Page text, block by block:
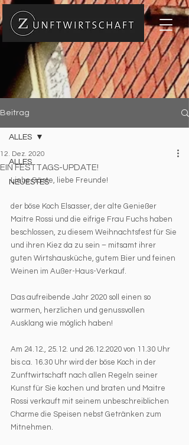
Beitrag
ALLES
NEUESTES
ALLES
EIN FESTTAGS-UPDATE!
12. Dez. 2020
Liebe Gäste, liebe Freunde!
der böse Koch Elsasser, der alte Genießer
Maitre Rossi und die eifrige Frau Fuchs haben
beschlossen, zu diesem Weihnachtsfest für Sie
und ihren Kiez da zu sein – mitsamt ihrer
guten Wirtshausküche, gutem Bier und feinen
Weinen im Außer-Haus-Verkauf.
Das aufreibende Jahr 2020 soll einen so
warmen, herzlichen und genussvollen
Ausklang wie möglich haben!
Am 24.12., 25.12. und 26.12.2020 von 11.30 Uhr
bis ca. 16.30 Uhr wird der böse Koch in der
Zunftwirtschaft nach allen Regeln seiner
Kunst für Sie kochen und braten und Maitre
Rossi verkauft mit seinem unbeschreiblichen
Charme die Speisen nebst Getränken zum
Mitnehmen.